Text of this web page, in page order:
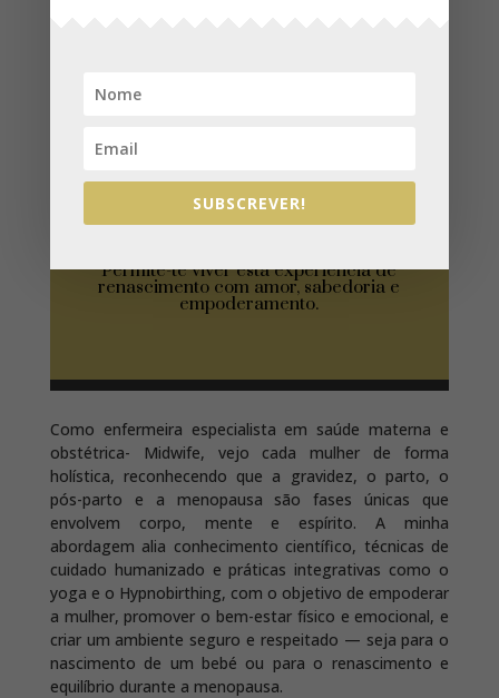
como mãe.
da meditação, esta jornada ajuda-te a
a confiar no teu corpo e a preparar-te
para viver a maternidade em plenitude.
Permite-te viver esta experiência de
renascimento com amor, sabedoria e
empoderamento.
Como enfermeira especialista em saúde materna e
obstétrica- Midwife, vejo cada mulher de forma
holística, reconhecendo que a gravidez, o parto, o
pós-parto e a menopausa são fases únicas que
envolvem corpo, mente e espírito. A minha
abordagem alia conhecimento científico, técnicas de
cuidado humanizado e práticas integrativas como o
yoga e o Hypnobirthing, com o objetivo de empoderar
a mulher, promover o bem-estar físico e emocional, e
criar um ambiente seguro e respeitado — seja para o
nascimento de um bebé ou para o renascimento e
equilíbrio durante a menopausa.
SUBSCREVER!